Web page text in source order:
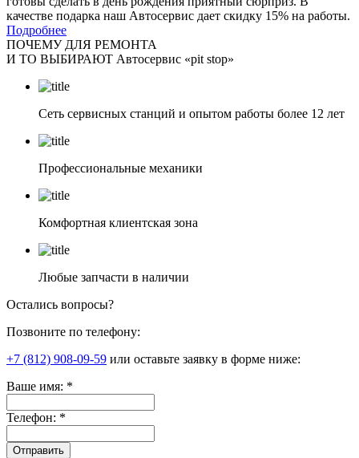
качестве подарка наш Автосервис дает скидку 15% на работы.
Подробнее
ПОЧЕМУ ДЛЯ РЕМОНТА
И ТО ВЫБИРАЮТ Автосервис «pit stop»
Сеть сервисных станций и опытом работы более 12 лет
Профессиональные механики
Комфортная клиентская зона
Любые запчасти в наличии
Остались вопросы?
Позвоните по телефону:
+7 (812) 908-09-59 или оставьте заявку в форме ниже:
Ваше имя: *
Телефон: *